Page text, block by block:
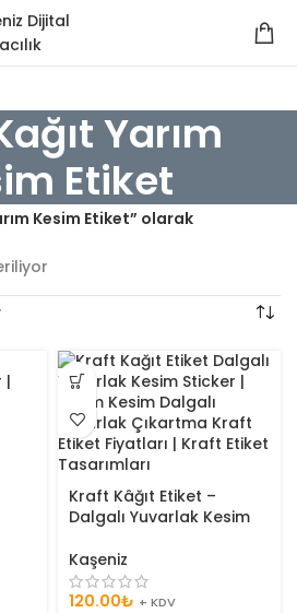
Yarım
Etiket
Kesim Etiket” olarak
Kraft Kâğıt Etiket –
Dalgalı Yuvarlak Kesim
Kaşeniz
120.00₺ + KDV